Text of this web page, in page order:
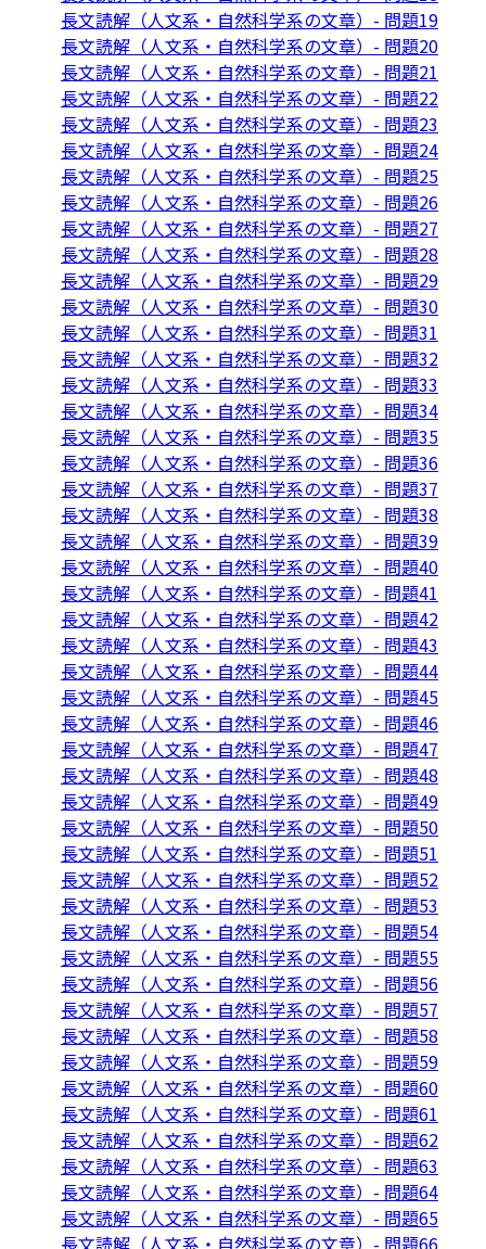
長文読解（人文系・自然科学系の文章）- 問題19
長文読解（人文系・自然科学系の文章）- 問題20
長文読解（人文系・自然科学系の文章）- 問題21
長文読解（人文系・自然科学系の文章）- 問題22
長文読解（人文系・自然科学系の文章）- 問題23
長文読解（人文系・自然科学系の文章）- 問題24
長文読解（人文系・自然科学系の文章）- 問題25
長文読解（人文系・自然科学系の文章）- 問題26
長文読解（人文系・自然科学系の文章）- 問題27
長文読解（人文系・自然科学系の文章）- 問題28
長文読解（人文系・自然科学系の文章）- 問題29
長文読解（人文系・自然科学系の文章）- 問題30
長文読解（人文系・自然科学系の文章）- 問題31
長文読解（人文系・自然科学系の文章）- 問題32
長文読解（人文系・自然科学系の文章）- 問題33
長文読解（人文系・自然科学系の文章）- 問題34
長文読解（人文系・自然科学系の文章）- 問題35
長文読解（人文系・自然科学系の文章）- 問題36
長文読解（人文系・自然科学系の文章）- 問題37
長文読解（人文系・自然科学系の文章）- 問題38
長文読解（人文系・自然科学系の文章）- 問題39
長文読解（人文系・自然科学系の文章）- 問題40
長文読解（人文系・自然科学系の文章）- 問題41
長文読解（人文系・自然科学系の文章）- 問題42
長文読解（人文系・自然科学系の文章）- 問題43
長文読解（人文系・自然科学系の文章）- 問題44
長文読解（人文系・自然科学系の文章）- 問題45
長文読解（人文系・自然科学系の文章）- 問題46
長文読解（人文系・自然科学系の文章）- 問題47
長文読解（人文系・自然科学系の文章）- 問題48
長文読解（人文系・自然科学系の文章）- 問題49
長文読解（人文系・自然科学系の文章）- 問題50
長文読解（人文系・自然科学系の文章）- 問題51
長文読解（人文系・自然科学系の文章）- 問題52
長文読解（人文系・自然科学系の文章）- 問題53
長文読解（人文系・自然科学系の文章）- 問題54
長文読解（人文系・自然科学系の文章）- 問題55
長文読解（人文系・自然科学系の文章）- 問題56
長文読解（人文系・自然科学系の文章）- 問題57
長文読解（人文系・自然科学系の文章）- 問題58
長文読解（人文系・自然科学系の文章）- 問題59
長文読解（人文系・自然科学系の文章）- 問題60
長文読解（人文系・自然科学系の文章）- 問題61
長文読解（人文系・自然科学系の文章）- 問題62
長文読解（人文系・自然科学系の文章）- 問題63
長文読解（人文系・自然科学系の文章）- 問題64
長文読解（人文系・自然科学系の文章）- 問題65